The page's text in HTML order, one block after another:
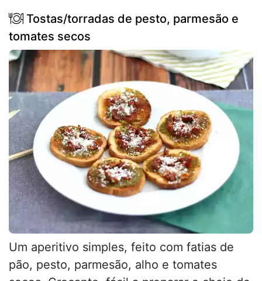
Tostas/torradas de pesto, parmesão e
tomates secos
Um aperitivo simples, feito com fatias de
pão, pesto, parmesão, alho e tomates